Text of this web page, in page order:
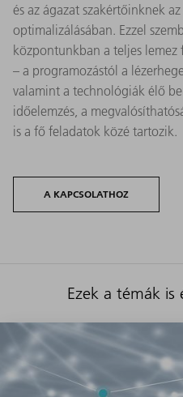
és az ágazat szakértőinknek
optimalizálásában. Ezzel
központunkban a teljes
– a programozástól a
valamint a technológiák élő
időelemzés, a
is a fő feladatok közé tartozik.
A KAPCSOLATHOZ
Ezek a témák is